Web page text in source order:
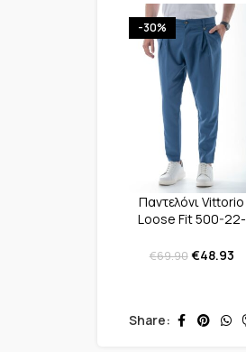
-30%
Παντελόνι Vittorio
Loose Fit 500-22-
€69.90€48.93
Share: